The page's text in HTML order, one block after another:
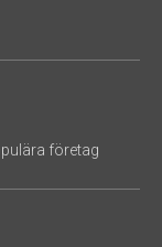
företag